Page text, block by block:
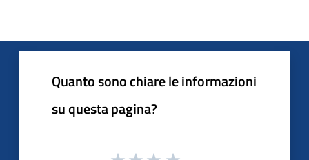
Quanto sono chiare le informazioni
su questa pagina?